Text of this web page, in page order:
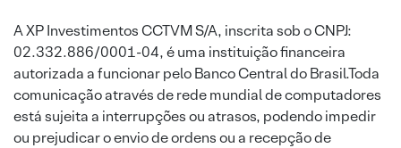
A XP Investimentos CCTVM S/A, inscrita sob o CNPJ:
02.332.886/0001-04, é uma instituição financeira
autorizada a funcionar pelo Banco Central do Brasil.Toda
comunicação através de rede mundial de computadores
está sujeita a interrupções ou atrasos, podendo impedir
ou prejudicar o envio de ordens ou a recepção de